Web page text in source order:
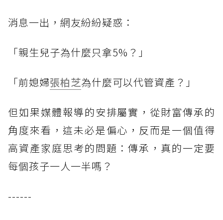
消息一出，網友紛紛疑惑：
「親生兒子為什麼只拿5%？」
「前媳婦張柏芝為什麼可以代管資產？」
但如果媒體報導的安排屬實，從財富傳承的
角度來看，這未必是偏心，反而是一個值得
高資產家庭思考的問題：傳承，真的一定要
每個孩子一人一半嗎？
------